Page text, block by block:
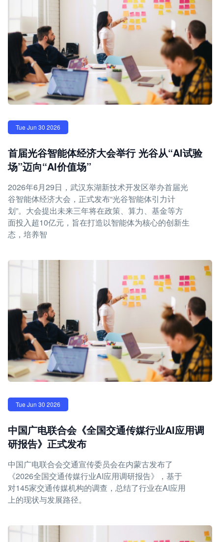
Tue Jun 30 2026
首届光谷智能体经济大会举行 光谷从“AI试验
场”迈向“AI价值场”
2026年6月29日，武汉东湖新技术开发区举办首届光
谷智能体经济大会，正式发布“光谷智能体引力计
划”。大会提出未来三年将在政策、算力、基金等方
面投入超10亿元，旨在打造以智能体为核心的创新生
态，培养智
Tue Jun 30 2026
中国广电联合会《全国交通传媒行业AI应用调
研报告》正式发布
中国广电联合会交通宣传委员会在内蒙古发布了
《2026全国交通传媒行业AI应用调研报告》，基于
对145家交通传媒机构的调查，总结了行业在AI应用
上的现状与发展路径。